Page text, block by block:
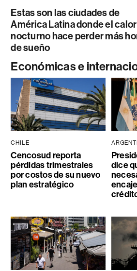
Estas son las ciudades de
América Latina donde el calor
nocturno hace perder más
de sueño
Económicas e
CHILE
Cencosud reporta
pérdidas trimestrales
por costos de su nuevo
plan estratégico
dice